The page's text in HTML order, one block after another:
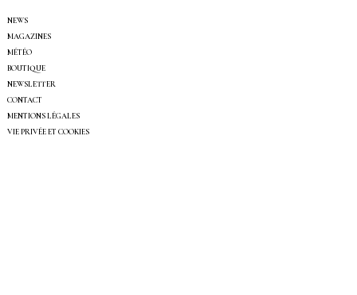
NEWS
MAGAZINES
MÉTÉO
BOUTIQUE
NEWSLETTER
CONTACT
MENTIONS LÉGALES
VIE PRIVÉE ET COOKIES